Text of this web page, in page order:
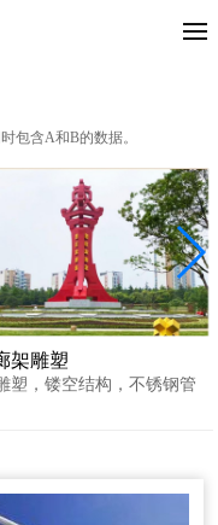
包含A和B的数据。
架雕塑
塑，镂空结构，不锈钢管